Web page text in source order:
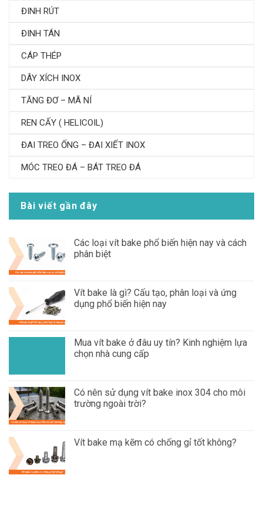
ĐINH RÚT
ĐINH TÁN
CÁP THÉP
DÂY XÍCH INOX
TĂNG ĐƠ – MÃ NÍ
REN CẤY ( HELICOIL)
ĐAI TREO ỐNG – ĐAI XIẾT INOX
MÓC TREO ĐÁ – BÁT TREO ĐÁ
Bài viết gần đây
Các loại vít bake phổ biến hiện nay và cách
phân biệt
Vít bake là gì? Cấu tạo, phân loại và ứng
dụng phổ biến hiện nay
Mua vít bake ở đâu uy tín? Kinh nghiệm lựa
chọn nhà cung cấp
Có nên sử dụng vít bake inox 304 cho môi
trường ngoài trời?
Vít bake mạ kẽm có chống gỉ tốt không?